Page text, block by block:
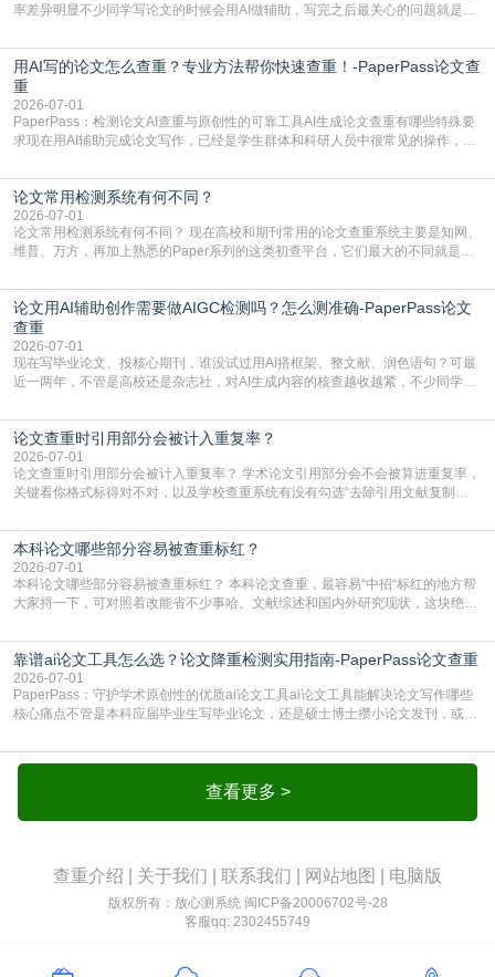
率差异明显不少同学写论文的时候会用AI做辅助，写完之后最关心的问题就是ai
实际情况和大家想的不太一样。AI训练依赖海量公开学术文献、网络内容，生成
内容本质是按照语义概率拼接已有内容，很容易和已发布的作品撞重复，甚至会
直接引用整段已有内容，所以查重率偏高是
用AI写的论文怎么查重？专业方法帮你快速查重！-PaperPass论文查
重
2026-07-01
PaperPass：检测论文AI查重与原创性的可靠工具AI生成论文查重有哪些特殊要
求现在用AI辅助完成论文写作，已经是学生群体和科研人员中很常见的操作，不
但很多人忽略了，AI生成的内容天生带有重复风险——训练AI的数据集本身就包
含大量已公开的学术内容、网络原创内容，AI输出内容时很容易无意识拼接出重
复片
论文常用检测系统有何不同？
2026-07-01
论文常用检测系统有何不同？ 现在高校和期刊常用的论文查重系统主要是知网、
维普、万方，再加上熟悉的Paper系列的这类初查平台，它们最大的不同就是数
查数值误导。知网（CNKI）是学校定稿检测的绝对主流。本科用PMLC，含大学
生联合比对库，能比历届学长论文，硕博用VIP/TMLC，含学术论文联合比对
库，期刊投稿用AMLMC/SML
论文用AI辅助创作需要做AIGC检测吗？怎么测准确-PaperPass论文
查重
2026-07-01
现在写毕业论文、投核心期刊，谁没试过用AI搭框架、整文献、润色语句？可最
近一两年，不管是高校还是杂志社，对AI生成内容的核查越收越紧，不少同学投
真的太亏。提前做AIGC检测，已经成了很多过来人交稿前必做的一步。为什么
AIGC检测成了论文答辩投稿前的必备项？可能还有不少人觉得，我就用AI搭了个
框架，内容都是自己写的，至于做AIG
论文查重时引用部分会被计入重复率？
2026-07-01
论文查重时引用部分会被计入重复率？ 学术论文引用部分会不会被算进重复率，
关键看你格式标得对不对，以及学校查重系统有没有勾选“去除引用文献复制
独占一行，每条文献用[1][2]方括号编号、与正文一一对应，著录项符合GB/T
7714（作者、题名、刊名、年、卷期、页码齐全，标点用半角）；查重系统识别
成功后通常把这段标为引用，
本科论文哪些部分容易被查重标红？
2026-07-01
本科论文哪些部分容易被查重标红？ 本科论文查重，最容易“中招“标红的地方帮
大家捋一下，可对照着改能省不少事哈。文献综述和国内外研究现状，这块绝对
乎一模一样的话，你要是直接复制百度百科、教材或别人写好的综述段落，系统
一抓一个准，整段飘红。研究背景、意义和方法描述也是不可避免，比如“本文采
用问卷调查法““运用SPSS软件进行数据分
靠谱ai论文工具怎么选？论文降重检测实用指南-PaperPass论文查重
2026-07-01
PaperPass：守护学术原创性的优质ai论文工具ai论文工具能解决论文写作哪些
核心痛点不管是本科应届毕业生写毕业论文，还是硕士博士攒小论文发刊，或是
自己逐句读逐句改，熬好几个大夜不说，还经常改不到点上，交上去才发现重复
率超标，再返工太折腾。现在有了成熟的ai论文工具，这些痛点基本都能高效解
决。靠谱的ai论文工具，不止能帮你梳查看更多 >
查重介绍 关于我们 联系我们 网站地图 电脑版
版权所有：放心测系统 闽ICP备20006702号-28
客服qq: 2302455749